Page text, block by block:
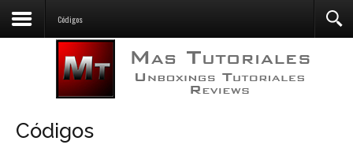
Códigos
Códigos